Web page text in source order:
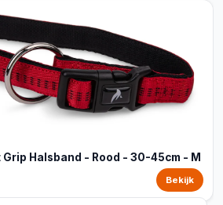
Halsband - Rood - 30-45cm - M
Bekijk